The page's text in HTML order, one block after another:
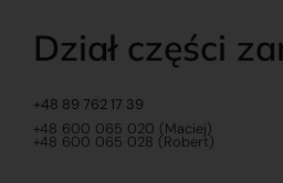
Dział części
+48 89 762 17 39
+48 600 065 020 (Maciej)
+48 600 065 028 (Robert)